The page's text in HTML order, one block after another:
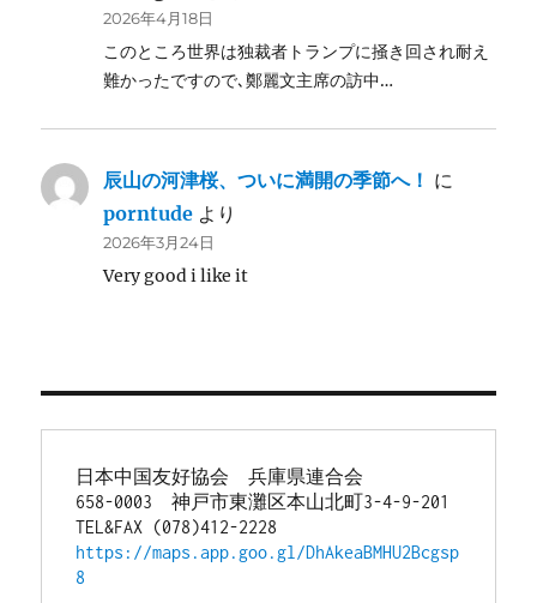
2026年4月18日
このところ世界は独裁者トランプに掻き回され耐え
難かったですので､鄭麗文主席の訪中…
辰山の河津桜、ついに満開の季節へ！ に
porntude より
2026年3月24日
Very good i like it
日本中国友好協会　兵庫県連合会
658-0003　神戸市東灘区本山北町3-4-9-201
TEL&FAX (078)412-2228
https://maps.app.goo.gl/DhAkeaBMHU2Bcgsp
8